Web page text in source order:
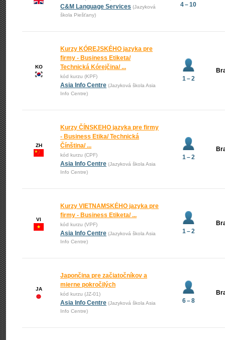
C&M Language Services (Jazyková
škola Piešťany)
4 – 10
KO
Kurzy KÓREJSKÉHO jazyka pre
firmy - Business Etiketa/
Technická Kórejčina/ ...
kód kurzu (KPF)
Asia Info Centre (Jazyková škola Asia
Info Centre)
1 – 2
ZH
Kurzy ČÍNSKEHO jazyka pre firmy
- Business Etika/ Technická
Čínština/ ...
kód kurzu (CPF)
Asia Info Centre (Jazyková škola Asia
Info Centre)
1 – 2
VI
Kurzy VIETNAMSKÉHO jazyka pre
firmy - Business Etiketa/ ...
kód kurzu (VPF)
Asia Info Centre (Jazyková škola Asia
Info Centre)
1 – 2
JA
Japončina pre začiatočníkov a
mierne pokročilých
kód kurzu (JZ-01)
Asia Info Centre (Jazyková škola Asia
Info Centre)
6 – 8